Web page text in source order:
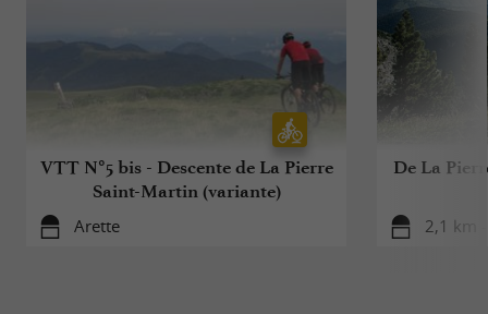
VTT N°5 bis - Descente de La Pierre
Saint-Martin (variante)
Arette
De La
2,1 km